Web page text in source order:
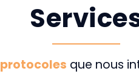
protocoles que nous